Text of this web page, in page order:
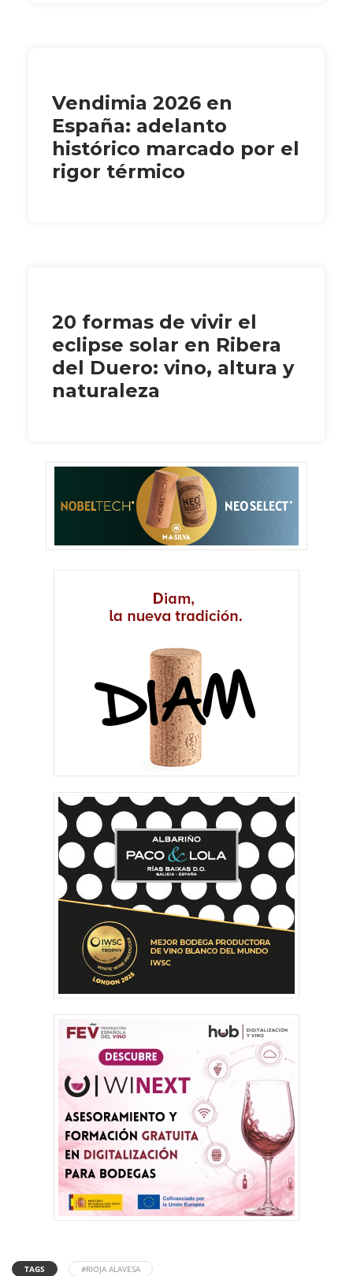
Vendimia 2026 en
España: adelanto
histórico marcado por el
rigor térmico
20 formas de vivir el
eclipse solar en Ribera
del Duero: vino, altura y
naturaleza
TAGS #RIOJA ALAVESA